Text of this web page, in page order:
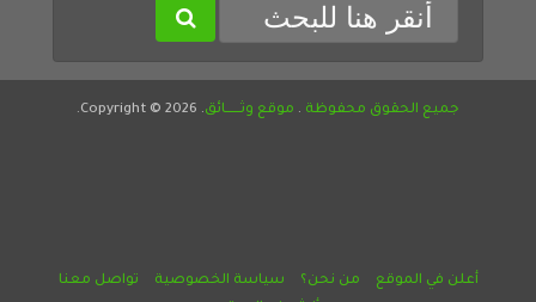
جميع الحقوق محفوظة . موقع وثــــــائق. Copyright © 2026.
أعلن في الموقع من نحن؟ سياسة الخصوصية
تواصل معنا